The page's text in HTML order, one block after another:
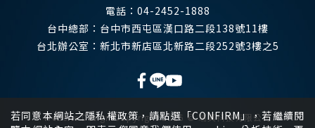
電話： 04-2452-1888
台中總部： 台中市西屯區漢口路二段138號11樓
台北辦公室： 新北市新店區北新路二段252號3樓之5
Website DesignCopyright 2026 © 瑞其科技有限公司
若同意本網站之隱私權政策，請點選「CONFIRM」，若繼續閱